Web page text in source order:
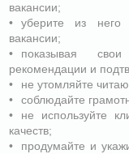
вакансии;
уберите из
вакансии;
показывая
рекомендации и
не утомляйте
соблюдайте
не используйте
качеств;
продумайте и